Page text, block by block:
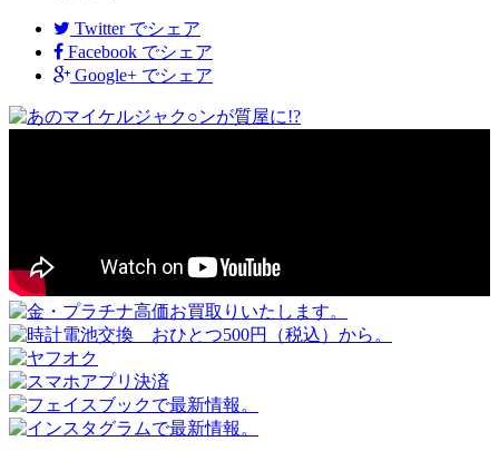
Twitter でシェア
Facebook でシェア
Google+ でシェア